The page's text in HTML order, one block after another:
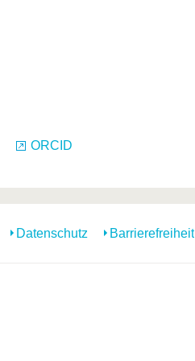
ORCID
Datenschutz Barrierefreiheit